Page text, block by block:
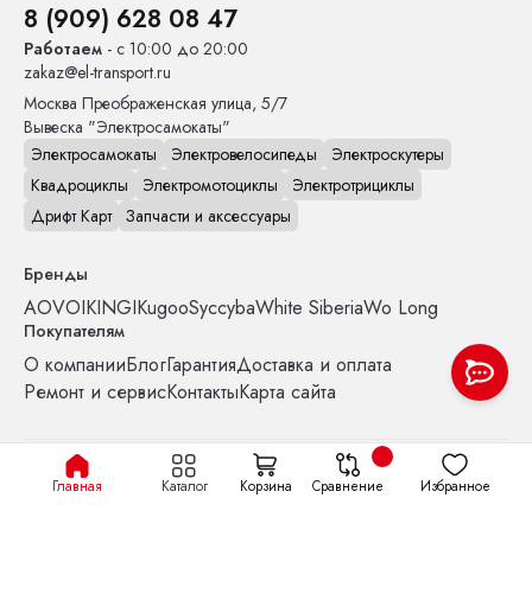
Главная Каталог Корзина Сравнение Избранное
8 (909) 628 08 47
Работаем - с 10:00 до 20:00
zakaz@el-transport.ru
Москва Преображенская улица, 5/7
Вывеска "Электросамокаты"
Электросамокаты
Электровелосипеды
Электроскутеры
Квадроциклы
Электромотоциклы
Электротрициклы
Дрифт Карт Запчасти и аксессуары
Бренды
AOVOIKINGIKugooSyccybaWhite SiberiaWo Long
Покупателям
О компанииБлогГарантияДоставка и оплата
Ремонт и сервисКонтактыКарта сайта
Политика конфиденциальности
Файлы cookie